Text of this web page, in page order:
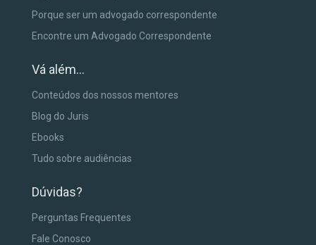
Porque ser um advogado correspondente
Encontre um Advogado Correspondente
Vá além...
Conteúdos dos nossos mentores
Blog do Juris
Ebooks
Tudo sobre audiências
Dúvidas?
Perguntas Frequentes
Fale Conosco